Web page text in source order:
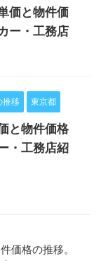
価と物件価
ー・工務店
推移 東京都
と物件価格
・工務店紹
価格の推移。